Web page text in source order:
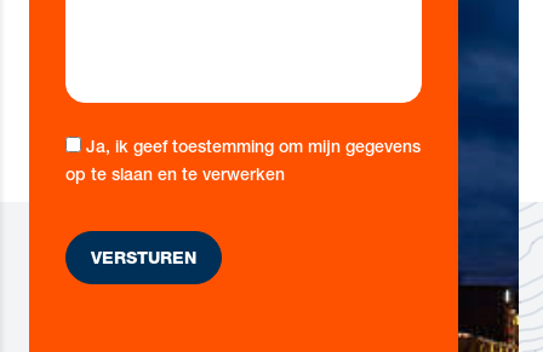
Ja, ik geef toestemming om mijn gegevens
op te slaan en te verwerken